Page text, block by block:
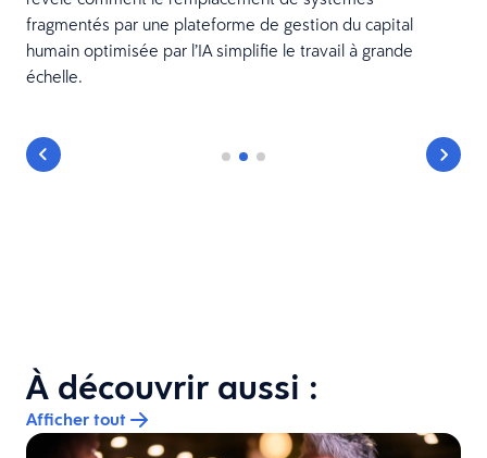
fragmentés par une plateforme de gestion du capital
humain optimisée par l’IA simplifie le travail à grande
échelle.
À découvrir aussi :
Afficher tout